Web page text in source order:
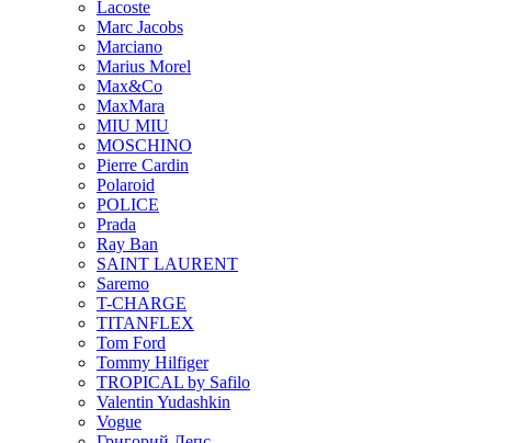
Lacoste
Marc Jacobs
Marciano
Marius Morel
Max&Co
MaxMara
MIU MIU
MOSCHINO
Pierre Cardin
Polaroid
POLICE
Prada
Ray Ban
SAINT LAURENT
Saremo
T-CHARGE
TITANFLEX
Tom Ford
Tommy Hilfiger
TROPICAL by Safilo
Valentin Yudashkin
Vogue